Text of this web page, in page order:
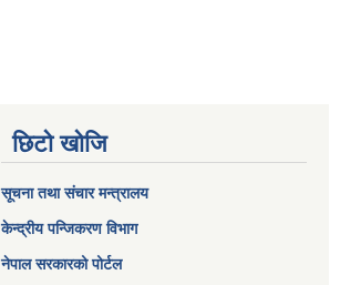
छिटो खोजि
सूचना तथा संचार मन्त्रालय
केन्द्रीय पन्जिकरण विभाग
नेपाल सरकारको पोर्टल